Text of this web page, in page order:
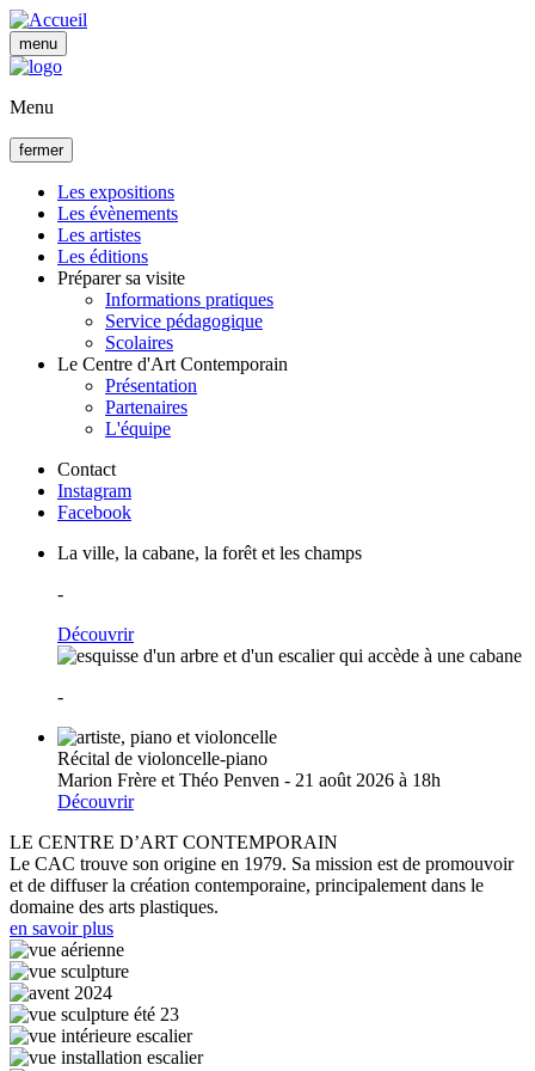
Aller
au
contenu
menu
Menu
fermer
Navigation
principale
Les expositions
Les évènements
Les artistes
Les éditions
Préparer sa visite
Informations pratiques
Service pédagogique
Scolaires
Le Centre d'Art Contemporain
Présentation
Partenaires
L'équipe
Contact
Instagram
Facebook
La ville, la cabane, la forêt et les champs
-
Découvrir
-
Récital de violoncelle-piano
Marion Frère et Théo Penven - 21 août 2026 à 18h
Découvrir
LE CENTRE D’ART CONTEMPORAIN
Le CAC trouve son origine en 1979. Sa mission est de promouvoir
et de diffuser la création contemporaine, principalement dans le
domaine des arts plastiques.
en savoir plus